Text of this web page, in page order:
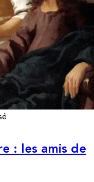
: les amis de